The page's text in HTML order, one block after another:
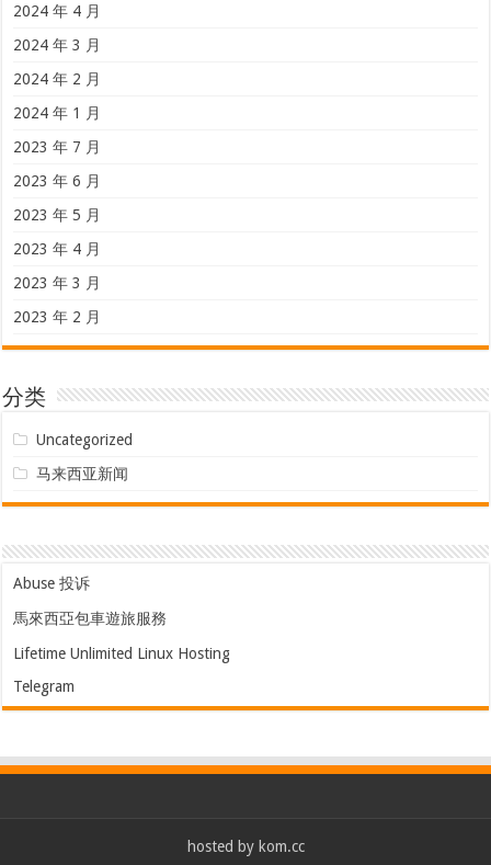
2024 年 4 月
2024 年 3 月
2024 年 2 月
2024 年 1 月
2023 年 7 月
2023 年 6 月
2023 年 5 月
2023 年 4 月
2023 年 3 月
2023 年 2 月
分类
Uncategorized
马来西亚新闻
Abuse 投诉
馬來西亞包車遊旅服務
Lifetime Unlimited Linux Hosting
Telegram
hosted by kom.cc